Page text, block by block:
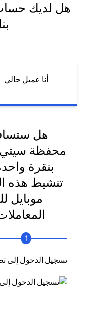
هل لديك
أنا عميل حالي
هل
محفظة سيتي
بنقرة
تنشيط هذه
موبايل
1
تسجيل الدخول إلى